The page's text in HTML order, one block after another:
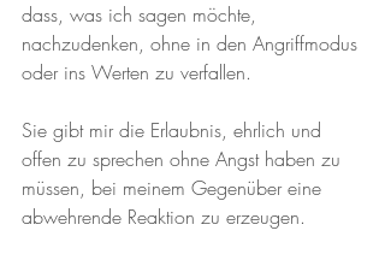
dass, was ich sagen möchte,
nachzudenken, ohne in den Angriffmodus
oder ins Werten zu verfallen.
Sie gibt mir die Erlaubnis, ehrlich und
offen zu sprechen ohne Angst haben zu
müssen, bei meinem Gegenüber eine
abwehrende Reaktion zu erzeugen.